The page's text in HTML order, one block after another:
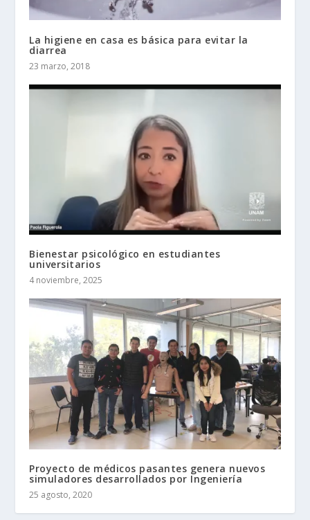
La higiene en casa es básica para evitar la
diarrea
23 marzo, 2018
Bienestar psicológico en estudiantes
universitarios
4 noviembre, 2025
Proyecto de médicos pasantes genera nuevos
simuladores desarrollados por Ingeniería
25 agosto, 2020